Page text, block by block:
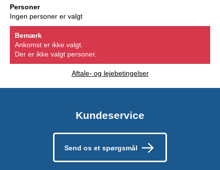
Personer
Ingen personer er valgt
Bemærk
Ankomst er ikke valgt.
Der er ikke valgt personer.
Aftale- og lejebetingelser
Kundeservice
Send os et spørgsmål